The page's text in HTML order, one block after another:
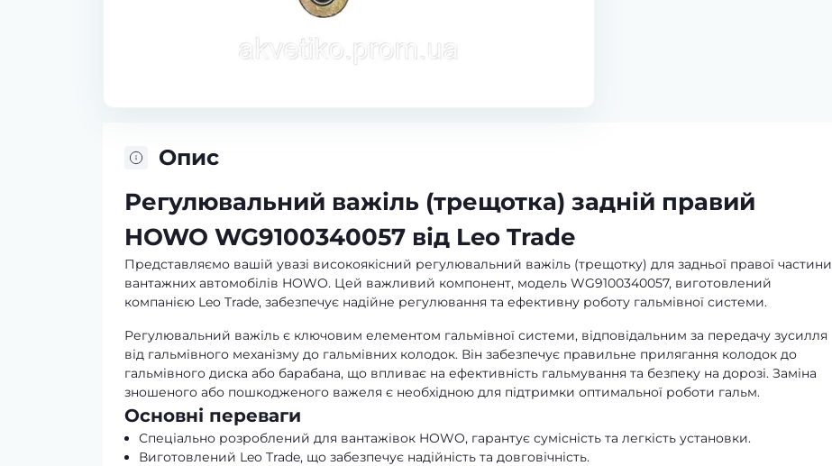
Опис
Регулювальний важіль (трещотка) задній правий
HOWO WG9100340057 від Leo Trade
Представляємо вашій увазі високоякісний регулювальний важіль (трещотку) для задньої правої частини
вантажних автомобілів HOWO. Цей важливий компонент, модель WG9100340057, виготовлений
компанією Leo Trade, забезпечує надійне регулювання та ефективну роботу гальмівної системи.
Регулювальний важіль є ключовим елементом гальмівної системи, відповідальним за передачу зусилля
від гальмівного механізму до гальмівних колодок. Він забезпечує правильне прилягання колодок до
гальмівного диска або барабана, що впливає на ефективність гальмування та безпеку на дорозі. Заміна
зношеного або пошкодженого важеля є необхідною для підтримки оптимальної роботи гальм.
Основні переваги
Спеціально розроблений для вантажівок HOWO, гарантує сумісність та легкість установки.
Виготовлений Leo Trade, що забезпечує надійність та довговічність.